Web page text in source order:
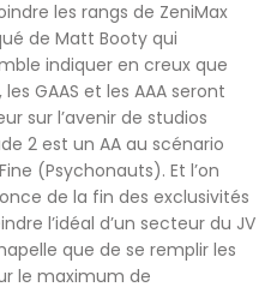
les rangs de ZeniMax
de Matt Booty qui
indiquer en creux que
GAAS et les AAA seront
sur l’avenir de studios
2 est un AA au scénario
(Psychonauts). Et l’on
de la fin des exclusivités
l’idéal d’un secteur du JV
que de se remplir les
le maximum de